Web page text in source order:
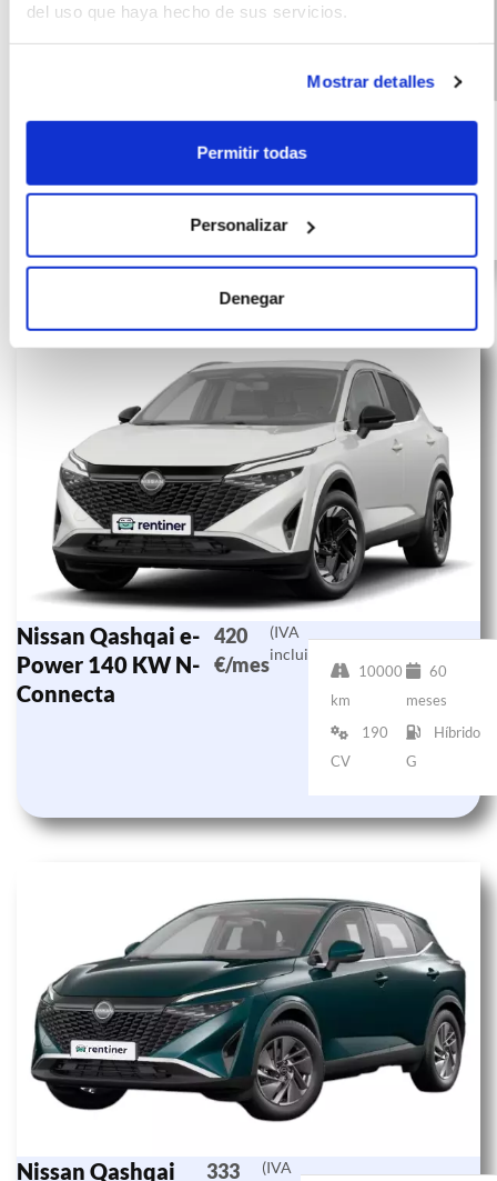
del uso que haya hecho de sus servicios.
Mostrar detalles
Permitir todas
Personalizar
Denegar
CVT 158CV
€/mes
Híbrido
G
Nissan Qashqai e-
Power 140 KW N-
Connecta
420
€/mes
(IVA
incluido)
10000
km
60
meses
190
CV
Híbrido
G
Nissan Qashqai 333
(IVA